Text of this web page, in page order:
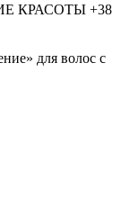
КРАСОТЫ +38
для волос с